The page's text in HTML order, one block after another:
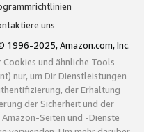
uns
1996-2025, Amazon.com, Inc.
und ähnliche Tools
nur, um Dir Dienstleistungen
der Erhaltung
der Sicherheit und der
Seiten und -Dienste